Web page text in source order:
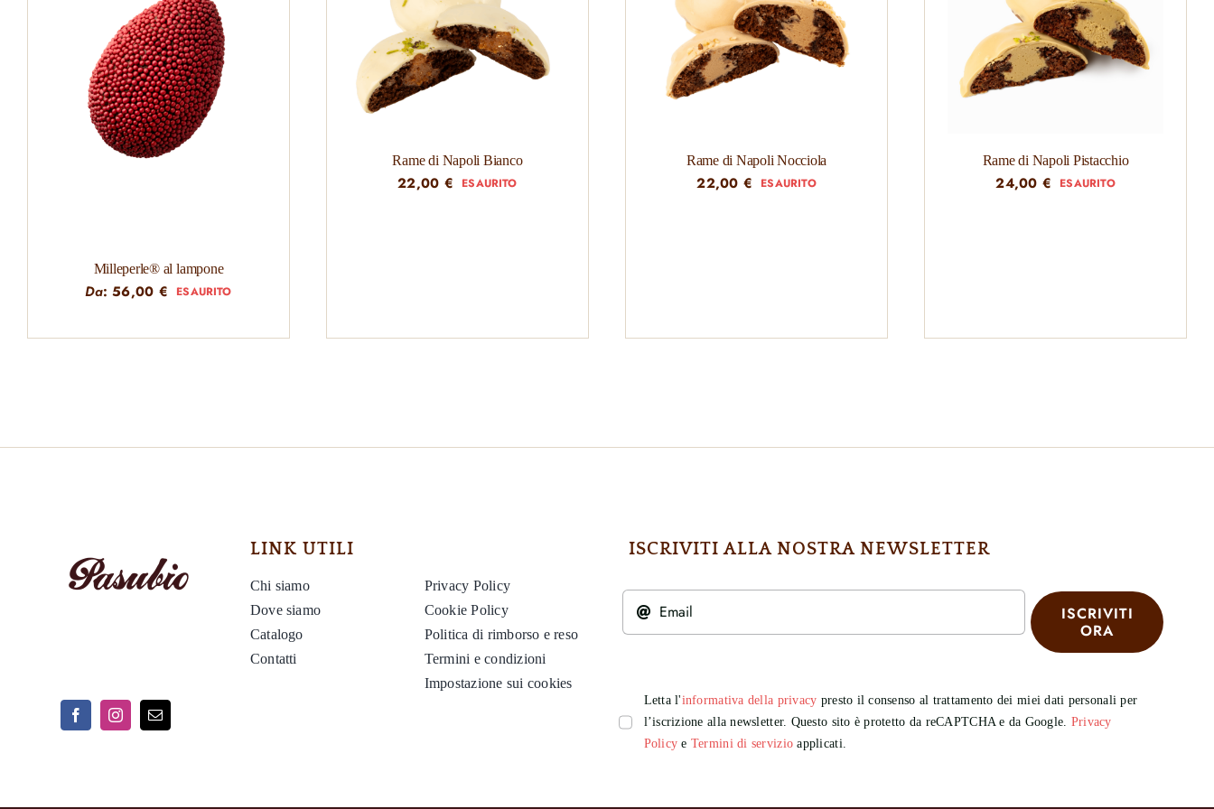
Milleperle® al lampone
Da:56,00 € ESAURITO
Rame di Napoli Bianco
22,00 € ESAURITO
Rame di Napoli Nocciola
22,00 € ESAURITO
Rame di Napoli Pistacchio
24,00 € ESAURITO
LINK UTILI
Chi siamo
Dove siamo
Catalogo
Contatti
Privacy Policy
Cookie Policy
Politica di rimborso e reso
Termini e condizioni
Impostazione sui cookies
ISCRIVITI ALLA NOSTRA NEWSLETTER
ISCRIVITI
ORA
Letta l'informativa della privacy presto il consenso al trattamento dei miei dati personali per
l’iscrizione alla newsletter. Questo sito è protetto da reCAPTCHA e da Google. Privacy
Policy e Termini di servizio applicati.